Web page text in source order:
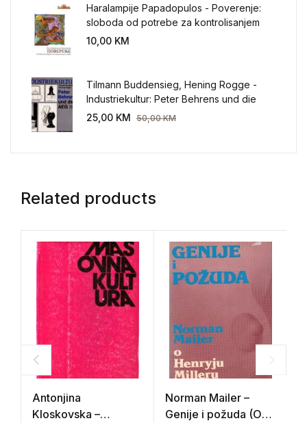
Haralampije Papadopulos - Poverenje:
sloboda od potrebe za kontrolisanjem
sveta
10,00 KM
Tilmann Buddensieg, Hening Rogge -
Industriekultur: Peter Behrens und die
AEG 1907-1914.
25,00 KM 50,00KM
Related products
Antonjina
Kloskovska –
Norman Mailer –
Genije i požuda (O